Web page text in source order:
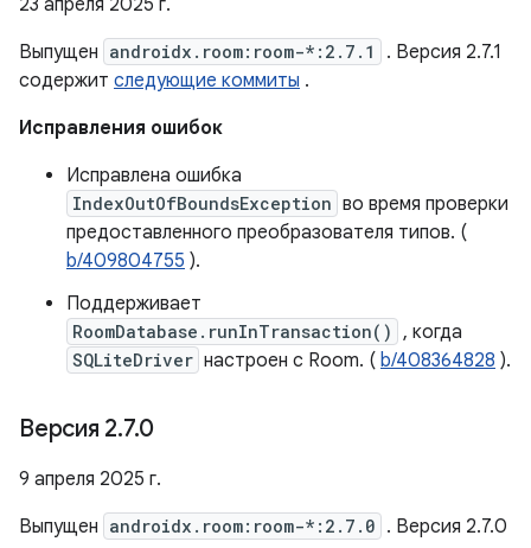
23 апреля 2025 г.
Выпущен androidx.room:room-*:2.7.1
. Версия 2.7.1
содержит следующие коммиты .
Исправления ошибок
Исправлена ​​ошибка
IndexOutOfBoundsException во время проверки
предоставленного преобразователя типов. (
b/409804755 ).
Поддерживает
RoomDatabase.runInTransaction() , когда
SQLiteDriver настроен с Room. ( b/408364828 ).
Версия 2.7.0
9 апреля 2025 г.
Выпущен androidx.room:room-*:2.7.0 . Версия 2.7.0